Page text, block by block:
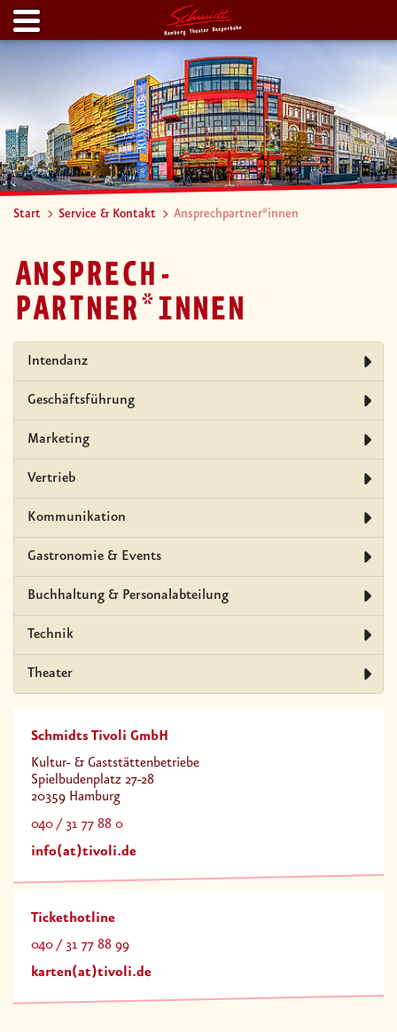
Start Service & Kontakt Ansprechpartner*innen
ANSPRECH­
PARTNER*INNEN
Intendanz
Geschäftsführung
Marketing
Vertrieb
Kommunikation
Gastronomie & Events
Buchhaltung & Personalabteilung
Technik
Theater
Schmidts Tivoli GmbH
Kultur- & Gaststättenbetriebe
Spielbudenplatz 27-28
20359 Hamburg
040 / 31 77 88 0
info(at)tivoli.de
Tickethotline
040 / 31 77 88 99
karten(at)tivoli.de